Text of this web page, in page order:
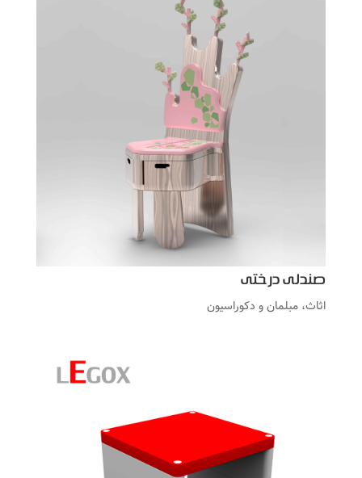
صندلی درختی
اثاث، مبلمان و دکوراسیون